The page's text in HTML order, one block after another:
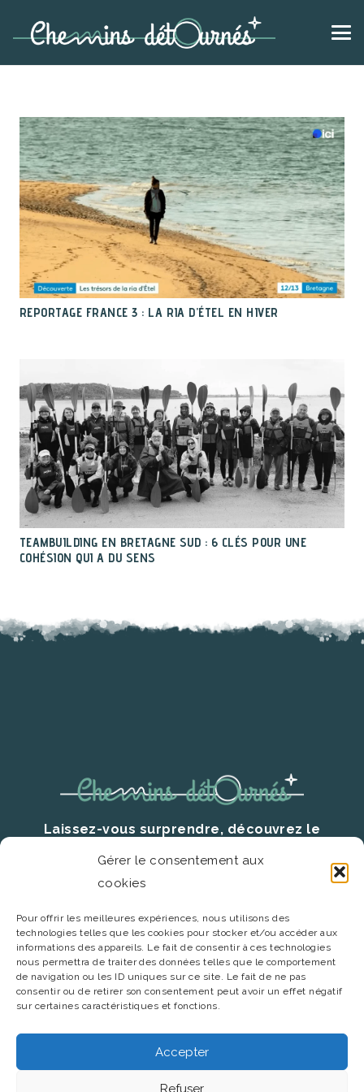
Gérer le consentement aux
cookies
Pour offrir les meilleures expériences, nous utilisons des
technologies telles que les cookies pour stocker et/ou accéder aux
informations des appareils. Le fait de consentir à ces technologies
nous permettra de traiter des données telles que le comportement
de navigation ou les ID uniques sur ce site. Le fait de ne pas
consentir ou de retirer son consentement peut avoir un effet négatif
sur certaines caractéristiques et fonctions.
Accepter
Refuser
REPORTAGE FRANCE 3 : LA RIA D’ÉTEL EN HIVER
TEAMBUILDING EN BRETAGNE SUD : 6 CLÉS POUR UNE
COHÉSION QUI A DU SENS
Laissez-vous surprendre, découvrez le
06 22 11 50 05
contact@chemins-detournes.fr